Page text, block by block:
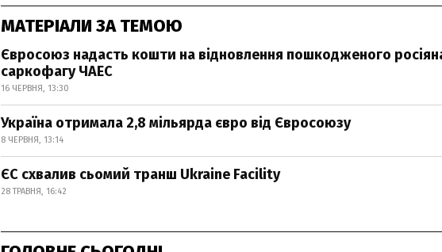
МАТЕРІАЛИ ЗА ТЕМОЮ
Євросоюз надасть кошти на відновлення пошкодженого
саркофагу ЧАЕС
16 ЧЕРВНЯ, 13:30
Україна отримала 2,8 мільярда євро від Євросоюзу
8 ЧЕРВНЯ, 13:14
ЄС схвалив сьомий транш Ukraine Facility
28 ТРАВНЯ, 16:42